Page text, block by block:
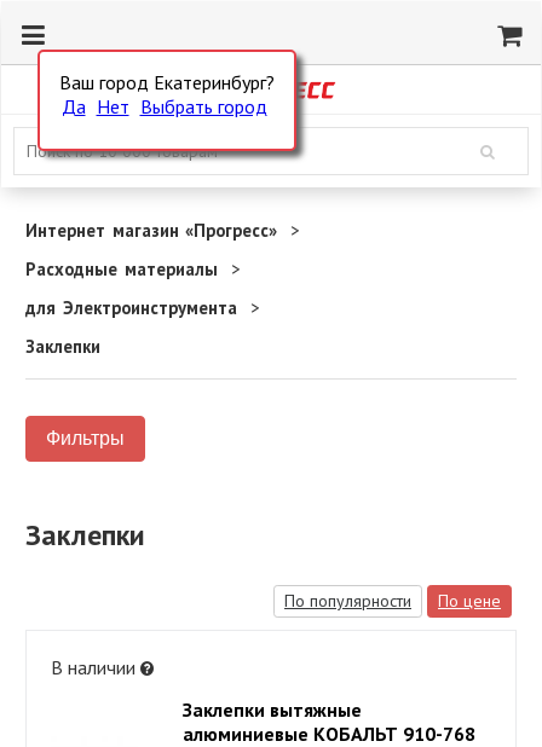
Ваш город Екатеринбург?
Да Нет Выбрать город
Интернет магазин «Прогресс»
Расходные материалы
для Электроинструмента
Заклепки
Фильтры
Заклепки
По популярности По цене
В наличии
Заклепки вытяжные
алюминиевые КОБАЛЬТ 910-768